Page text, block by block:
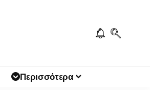
Περισσότερα